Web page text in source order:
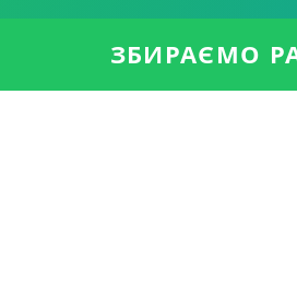
ЗБИРАЄМО